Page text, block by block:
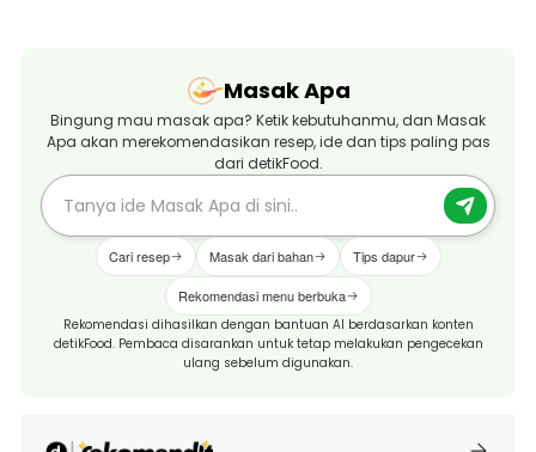
Masak Apa
Bingung mau masak apa? Ketik kebutuhanmu, dan Masak
Apa akan merekomendasikan resep, ide dan tips paling pas
dari detikFood.
Cari resep Masak dari bahan Tips dapur
Rekomendasi menu berbuka
Rekomendasi dihasilkan dengan bantuan AI berdasarkan konten
detikFood. Pembaca disarankan untuk tetap melakukan pengecekan
ulang sebelum digunakan.